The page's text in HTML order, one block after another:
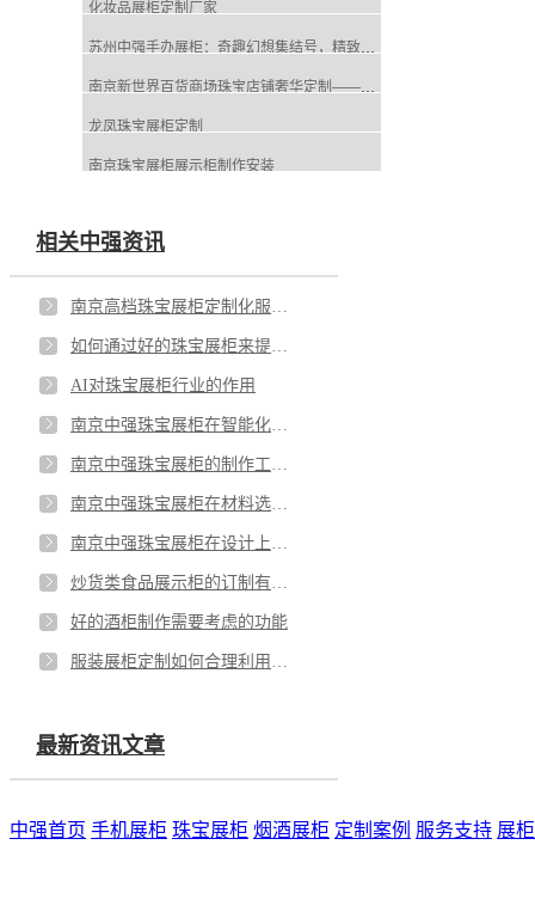
化妆品展柜定制厂家
龙凤珠宝展柜定制
南京珠宝展柜展示柜制作安装
相关中强资讯
AI对珠宝展柜行业的作用
好的酒柜制作需要考虑的功能
最新资讯文章
中强首页 手机展柜 珠宝展柜 烟酒展柜 定制案例 服务支持 展